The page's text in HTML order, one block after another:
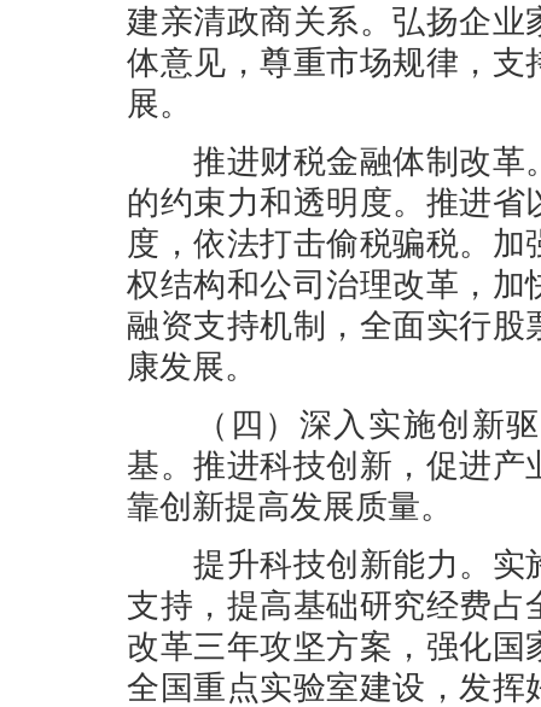
建亲清政商关系。弘扬企
体意见，尊重市场规律，
展。
推进财税金融体制改革
的约束力和透明度。推进
度，依法打击偷税骗税。
权结构和公司治理改革，
融资支持机制，全面实行
康发展。
（四）深入实施创新驱
基。推进科技创新，促进
靠创新提高发展质量。
提升科技创新能力。实
支持，提高基础研究经费
改革三年攻坚方案，强化
全国重点实验室建设，发